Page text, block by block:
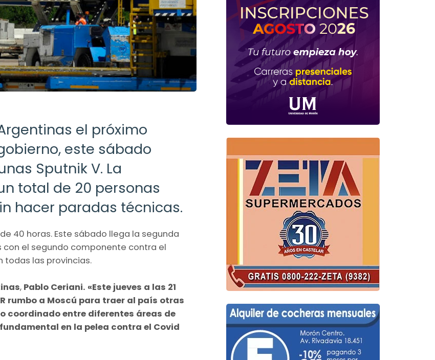
el próximo
este sábado
Sputnik V. La
total de 20 personas
hacer paradas técnicas.
40 horas. Este sábado llega la segunda
con el segundo componente contra el
todas las provincias.
, Pablo Ceriani. «Este jueves a las 21
rumbo a Moscú para traer al país otras
coordinado entre diferentes áreas de
en la pelea contra el Covid